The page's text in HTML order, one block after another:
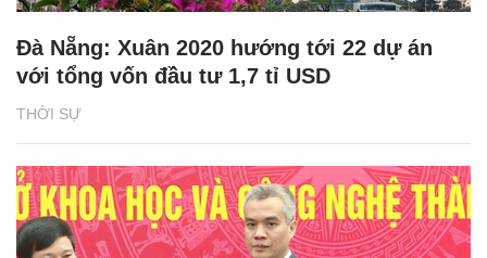
THỜI SỰ
Đà Nẵng: Xuân 2020 hướng tới 22 dự án
với tổng vốn đầu tư 1,7 tỉ USD